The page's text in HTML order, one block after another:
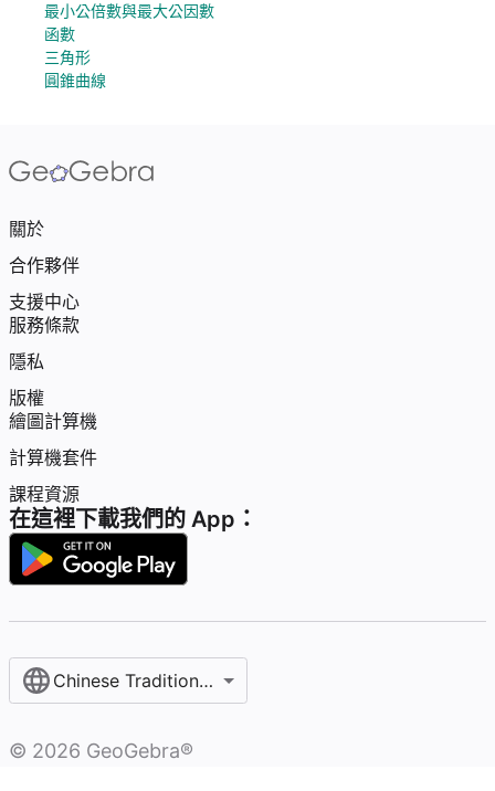
最小公倍數與最大公因數
函數
三角形
圓錐曲線
關於
合作夥伴
支援中心
服務條款
隱私
版權
繪圖計算機
計算機套件
課程資源
在這裡下載我們的 App：
Chinese Traditional / 繁體中文
© 2026 GeoGebra®